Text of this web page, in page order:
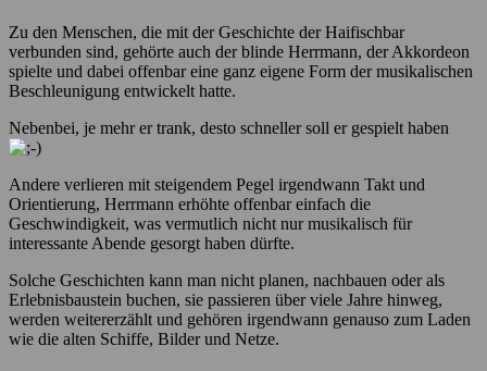
Zu den Menschen, die mit der Geschichte der Haifischbar
verbunden sind, gehörte auch der blinde Herrmann, der Akkordeon
spielte und dabei offenbar eine ganz eigene Form der musikalischen
Beschleunigung entwickelt hatte.
Nebenbei, je mehr er trank, desto schneller soll er gespielt haben
Andere verlieren mit steigendem Pegel irgendwann Takt und
Orientierung, Herrmann erhöhte offenbar einfach die
Geschwindigkeit, was vermutlich nicht nur musikalisch für
interessante Abende gesorgt haben dürfte.
Solche Geschichten kann man nicht planen, nachbauen oder als
Erlebnisbaustein buchen, sie passieren über viele Jahre hinweg,
werden weitererzählt und gehören irgendwann genauso zum Laden
wie die alten Schiffe, Bilder und Netze.